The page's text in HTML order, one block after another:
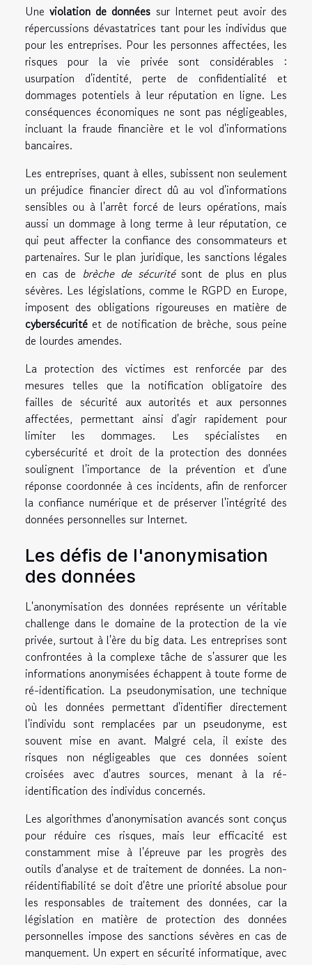
Uneviolation de données sur Internet peut avoir des
répercussions dévastatrices tant pour les individus que
pour les entreprises. Pour les personnes affectées, les
risques pour la vie privée sont considérables :
usurpation d'identité, perte de confidentialité et
dommages potentiels à leur réputation en ligne. Les
conséquences économiques ne sont pas négligeables,
incluant la fraude financière et le vol d'informations
bancaires.
Les entreprises, quant à elles, subissent non seulement
un préjudice financier direct dû au vol d'informations
sensibles ou à l'arrêt forcé de leurs opérations, mais
aussi un dommage à long terme à leur réputation, ce
qui peut affecter la confiance des consommateurs et
partenaires. Sur le plan juridique, les sanctions légales
en cas de brèche de sécuritésont de plus en plus
sévères. Les législations, comme le RGPD en Europe,
imposent des obligations rigoureuses en matière de
cybersécurité et de notification de brèche, sous peine
de lourdes amendes.
La protection des victimes est renforcée par des
mesures telles que la notification obligatoire des
failles de sécurité aux autorités et aux personnes
affectées, permettant ainsi d'agir rapidement pour
limiter les dommages. Les spécialistes en
cybersécurité et droit de la protection des données
soulignent l'importance de la prévention et d'une
réponse coordonnée à ces incidents, afin de renforcer
la confiance numérique et de préserver l'intégrité des
données personnelles sur Internet.
Les défis de l'anonymisation
des données
L'anonymisation des données représente un véritable
challenge dans le domaine de la protection de la vie
privée, surtout à l'ère du big data. Les entreprises sont
confrontées à la complexe tâche de s'assurer que les
informations anonymisées échappent à toute forme de
ré-identification. La pseudonymisation, une technique
où les données permettant d'identifier directement
l'individu sont remplacées par un pseudonyme, est
souvent mise en avant. Malgré cela, il existe des
risques non négligeables que ces données soient
croisées avec d'autres sources, menant à la ré-
identification des individus concernés.
Les algorithmes d'anonymisation avancés sont conçus
pour réduire ces risques, mais leur efficacité est
constamment mise à l'épreuve par les progrès des
outils d'analyse et de traitement de données. La non-
réidentifiabilité se doit d'être une priorité absolue pour
les responsables de traitement des données, car la
législation en matière de protection des données
personnelles impose des sanctions sévères en cas de
manquement. Un expert en sécurité informatique, avec